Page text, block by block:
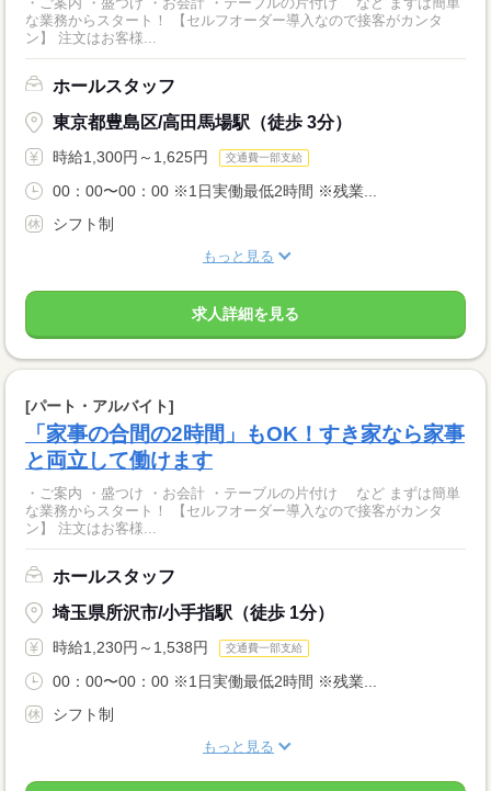
な業務からスタート！ 【セルフオーダー導入なので接客がカンタ
ン】 注文はお客様...
ホールスタッフ
東京都豊島区/高田馬場駅（徒歩 3分）
時給1,300円～1,625円 交通費一部支給
00：00〜00：00 ※1日実働最低2時間 ※残業...
シフト制
もっと見る
求人詳細を見る
[パート・アルバイト]
「家事の合間の2時間」もOK！すき家なら家事
と両立して働けます
・ご案内 ・盛つけ ・お会計 ・テーブルの片付け など まずは簡単
な業務からスタート！ 【セルフオーダー導入なので接客がカンタ
ン】 注文はお客様...
ホールスタッフ
埼玉県所沢市/小手指駅（徒歩 1分）
時給1,230円～1,538円 交通費一部支給
00：00〜00：00 ※1日実働最低2時間 ※残業...
シフト制
もっと見る